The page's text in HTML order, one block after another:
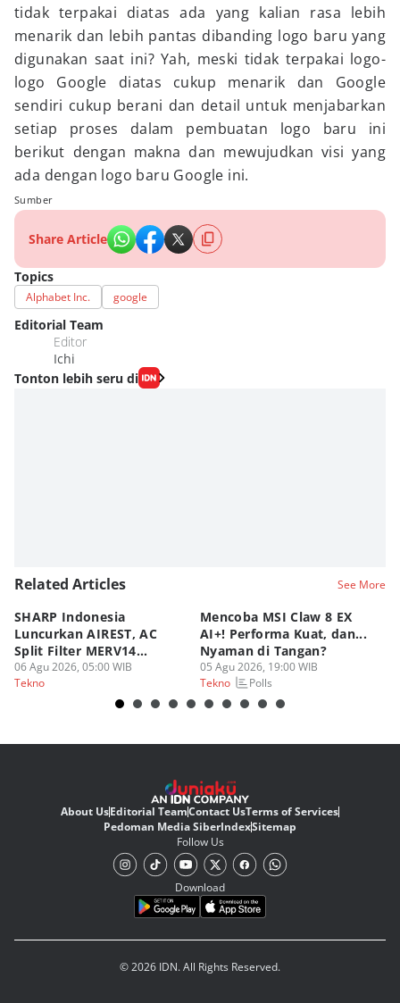
tidak terpakai diatas ada yang kalian rasa lebih
menarik dan lebih pantas dibanding logo baru yang
digunakan saat ini? Yah, meski tidak terpakai logo-
logo Google diatas cukup menarik dan Google
sendiri cukup berani dan detail untuk menjabarkan
setiap proses dalam pembuatan logo baru ini
berikut dengan makna dan mewujudkan visi yang
ada dengan logo baru Google ini.
Sumber
Share Article
Topics
Alphabet Inc. google
Editorial Team
Editor
Ichi
Tonton lebih seru di
Related Articles See More
SHARP Indonesia
Luncurkan AIREST, AC
Split Filter MERV14
Perdana!
06 Agu 2026, 05:00 WIB
Tekno
Mencoba MSI Claw 8 EX
AI+! Performa Kuat, dan...
Nyaman di Tangan?
05 Agu 2026, 19:00 WIB
Tekno
Polls
About UsEditorial TeamContact UsTerms of Services
Pedoman Media SiberIndexSitemap
Follow Us
Download
© 2026 IDN. All Rights Reserved.